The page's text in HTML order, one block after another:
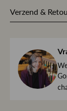
Kleur
Pasvorm
Materiaal
Verzend &
haar direct
We begrijpen
een item toch
altijd welkom